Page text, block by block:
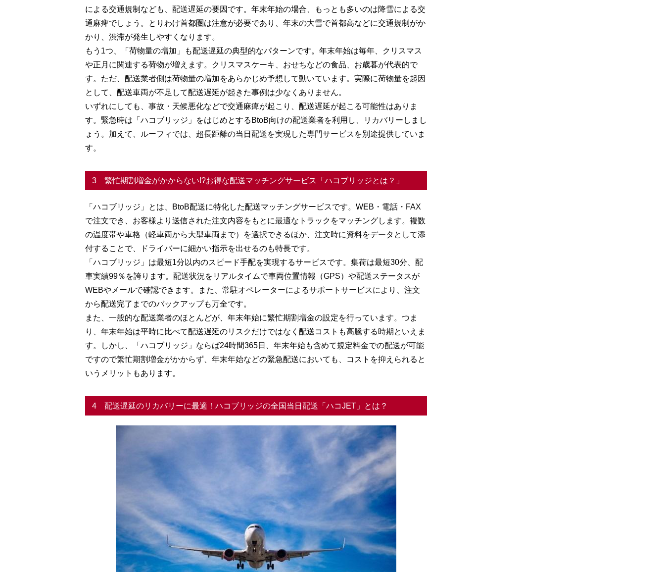
による交通規制なども、配送遅延の要因です。年末年始の場合、もっとも多いのは降雪による交
通麻痺でしょう。とりわけ首都圏は注意が必要であり、年末の大雪で首都高などに交通規制がか
かり、渋滞が発生しやすくなります。
もう1つ、「荷物量の増加」も配送遅延の典型的なパターンです。年末年始は毎年、クリスマス
や正月に関連する荷物が増えます。クリスマスケーキ、おせちなどの食品、お歳暮が代表的で
す。ただ、配送業者側は荷物量の増加をあらかじめ予想して動いています。実際に荷物量を起因
として、配送車両が不足して配送遅延が起きた事例は少なくありません。
いずれにしても、事故・天候悪化などで交通麻痺が起こり、配送遅延が起こる可能性はありま
す。緊急時は「ハコブリッジ」をはじめとするBtoB向けの配送業者を利用し、リカバリーしまし
ょう。加えて、ルーフィでは、超長距離の当日配送を実現した専門サービスを別途提供していま
す。
3 繁忙期割増金がかからない!?お得な配送マッチングサービス「ハコブリッジとは？」
「ハコブリッジ」とは、BtoB配送に特化した配送マッチングサービスです。WEB・電話・FAX
で注文でき、お客様より送信された注文内容をもとに最適なトラックをマッチングします。複数
の温度帯や車格（軽車両から大型車両まで）を選択できるほか、注文時に資料をデータとして添
付することで、ドライバーに細かい指示を出せるのも特長です。
「ハコブリッジ」は最短1分以内のスピード手配を実現するサービスです。集荷は最短30分、配
車実績99％を誇ります。配送状況をリアルタイムで車両位置情報（GPS）や配送ステータスが
WEBやメールで確認できます。また、常駐オペレーターによるサポートサービスにより、注文
から配送完了までのバックアップも万全です。
また、一般的な配送業者のほとんどが、年末年始に繁忙期割増金の設定を行っています。つま
り、年末年始は平時に比べて配送遅延のリスクだけではなく配送コストも高騰する時期といえま
す。しかし、「ハコブリッジ」ならば24時間365日、年末年始も含めて規定料金での配送が可能
ですので繁忙期割増金がかからず、年末年始などの緊急配送においても、コストを抑えられると
いうメリットもあります。
4 配送遅延のリカバリーに最適！ハコブリッジの全国当日配送「ハコJET」とは？